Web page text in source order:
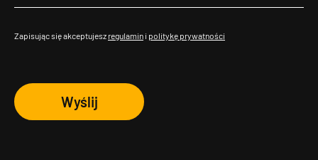
Zapisując się akceptujesz regulamin i politykę prywatności
Wyślij